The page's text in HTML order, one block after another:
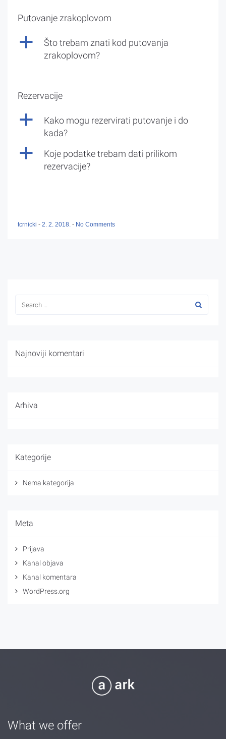
Putovanje zrakoplovom
a
Što trebam znati kod putovanja
zrakoplovom?
Rezervacije
a
Kako mogu rezervirati putovanje i do
kada?
a
Koje podatke trebam dati prilikom
rezervacije?
tcrnicki - 2. 2. 2018. - No Comments
Najnoviji komentari
Arhiva
Kategorije
Nema kategorija
Meta
Prijava
Kanal objava
Kanal komentara
WordPress.org
What we offer